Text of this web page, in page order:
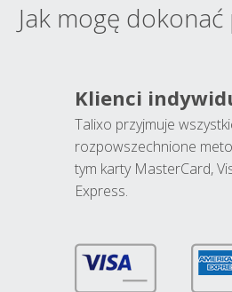
Jak mogę dokonać
Klienci
Talixo przyjmuje
rozpowszechnione
tym karty MasterCard,
Express.